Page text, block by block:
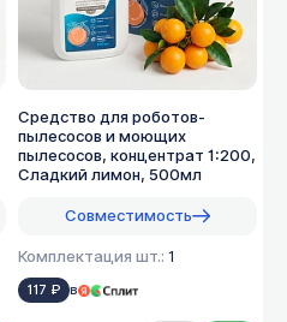
Средство для роботов-
пылесосов и моющих
пылесосов, концентрат 1:200,
Сладкий лимон, 500мл
Совместимость
Комплектация шт.: 1
117 ₽ в